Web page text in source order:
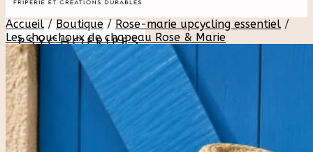
Accueil / Boutique / Rose-marie upcycling essentiel /
Les chouchoux de chapeau Rose & Marie